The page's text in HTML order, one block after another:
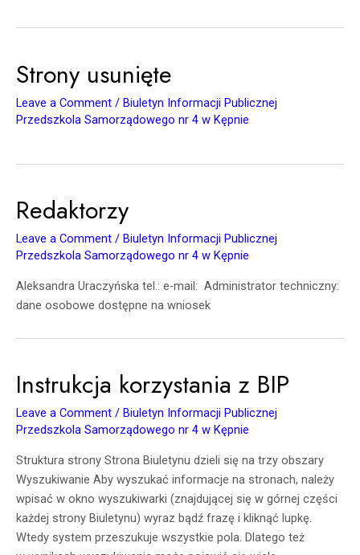
Strony usunięte
Leave a Comment / Biuletyn Informacji Publicznej
Przedszkola Samorządowego nr 4 w Kępnie
Redaktorzy
Leave a Comment / Biuletyn Informacji Publicznej
Przedszkola Samorządowego nr 4 w Kępnie
Aleksandra Uraczyńska tel.: e-mail: Administrator techniczny:
dane osobowe dostępne na wniosek
Instrukcja korzystania z BIP
Leave a Comment / Biuletyn Informacji Publicznej
Przedszkola Samorządowego nr 4 w Kępnie
Struktura strony Strona Biuletynu dzieli się na trzy obszary
Wyszukiwanie Aby wyszukać informacje na stronach, należy
wpisać w okno wyszukiwarki (znajdującej się w górnej części
każdej strony Biuletynu) wyraz bądź frazę i kliknąć lupkę.
Wtedy system przeszukuje wszystkie pola. Dlatego też
Instrukcja
korzystania
z BIP